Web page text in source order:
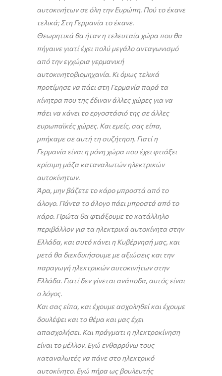
αυτοκινήτων σε όλη την Ευρώπη. Πού το έκανε
τελικά; Στη Γερμανία το έκανε.
Θεωρητικά θα ήταν η τελευταία χώρα που θα
πήγαινε γιατί έχει πολύ μεγάλο ανταγωνισμό
από την εγχώρια γερμανική
αυτοκινητοβιομηχανία. Κι όμως τελικά
προτίμησε να πάει στη Γερμανία παρά τα
κίνητρα που της έδιναν άλλες χώρες για να
πάει να κάνει το εργοστάσιό της σε άλλες
ευρωπαϊκές χώρες. Και εμείς, σας είπα,
μπήκαμε σε αυτή τη συζήτηση. Γιατί η
Γερμανία είναι η μόνη χώρα που έχει φτιάξει
κρίσιμη μάζα καταναλωτών ηλεκτρικών
αυτοκίνητων.
Άρα, μην βάζετε το κάρο μπροστά από το
άλογο. Πάντα το άλογο πάει μπροστά από το
κάρο. Πρώτα θα φτιάξουμε το κατάλληλο
περιβάλλον για τα ηλεκτρικά αυτοκίνητα στην
Ελλάδα, και αυτό κάνει η Κυβέρνησή μας, και
μετά θα διεκδικήσουμε με αξιώσεις και την
παραγωγή ηλεκτρικών αυτοκινήτων στην
Ελλάδα. Γιατί δεν γίνεται ανάποδα, αυτός είναι
ο λόγος.
Και σας είπα, και έχουμε ασχοληθεί και έχουμε
δουλέψει και το θέμα και μας έχει
απασχολήσει. Και πράγματι η ηλεκτροκίνηση
είναι το μέλλον. Εγώ ενθαρρύνω τους
καταναλωτές να πάνε στο ηλεκτρικό
αυτοκίνητο. Εγώ πήρα ως βουλευτής